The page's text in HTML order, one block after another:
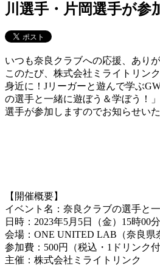
川選手・片岡選手が参
いつも奈良クラブへの応援、あり
このたび、株式会社ミライトリン
身近に！Jリーガーと遊んで学ぶ
の選手と一緒に遊ぼう＆学ぼう！
選手が参加しますのでお知らせいた
【開催概要】
イベント名：奈良クラブの選手と
日時：2023年5月5日（金）15時00
会場：ONE UNITED LAB（奈良県
参加費：500円（税込・1ドリンク付
主催：株式会社ミライトリンク